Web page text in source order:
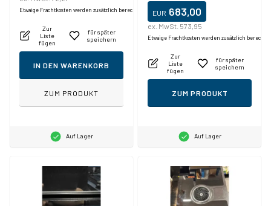
Etwaige Frachtkosten werden zusätzlich berechnet.
Zur
Liste
fügen
für später
speichern
IN DEN WARENKORB
ZUM PRODUKT
Auf Lager
EUR 683,00
ex. MwSt. 573,95
Etwaige Frachtkosten werden zusätzlich
Zur
Liste
fügen
für später
speichern
ZUM PRODUKT
Auf Lager